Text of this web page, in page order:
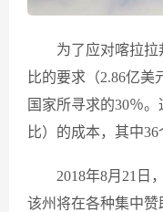
为了应对喀拉
比的要求（2.86亿美
国家所寻求的30％
比）的成本，其中36
2018年8月21日
该州将在各种集中